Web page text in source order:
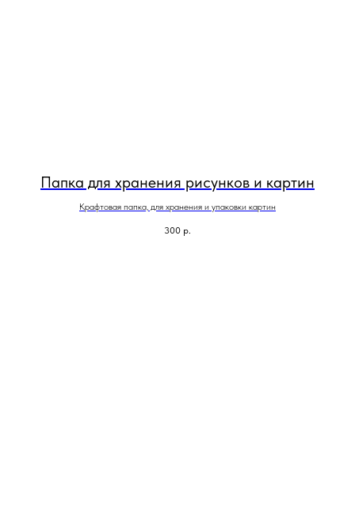
Папка для хранения рисунков и картин
Крафтовая папка, для хранения и упаковки картин
300 р.